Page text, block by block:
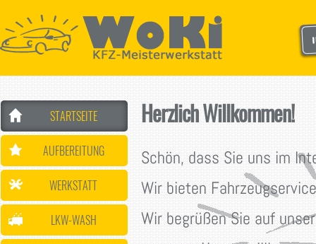
STARTSEITE
AUFBEREITUNG
WERKSTATT
LKW-WASH
Herzlich Willkommen!
Schön, dass Sie uns im
Wir bieten
Wir begrüßen Sie auf